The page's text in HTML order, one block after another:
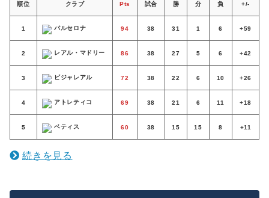
順位 クラブ Pts 試合 勝 分 負 +/-
1 バルセロナ 94 38 31 1 6 +59
2 レアル・マドリー 86 38 27 5 6 +42
3 ビジャレアル 72 38 22 6 10 +26
4 アトレティコ 69 38 21 6 11 +18
5 ベティス 60 38 15 15 8 +11
続きを見る